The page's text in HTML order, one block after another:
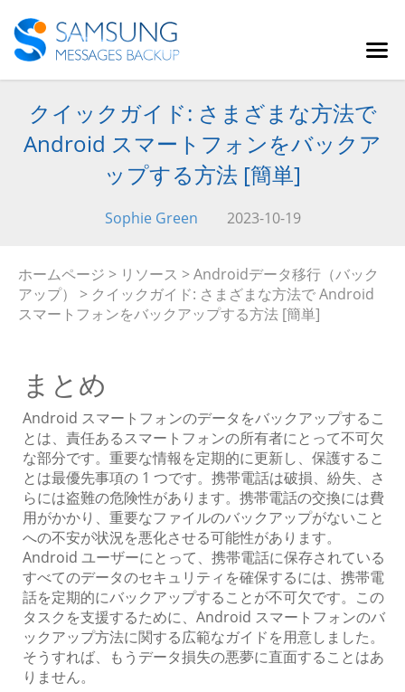
クイックガイド: さまざまな方法で
Android スマートフォンをバックア
ップする方法 [簡単]
Sophie Green 2023-10-19
ホームページ > リソース >Androidデータ移行（バック
アップ）
> クイックガイド: さまざまな方法で Android
スマートフォンをバックアップする方法 [簡単]
まとめ
Android スマートフォンのデータをバックアップするこ
とは、責任あるスマートフォンの所有者にとって不可欠
な部分です。重要な情報を定期的に更新し、保護するこ
とは最優先事項の 1 つです。携帯電話は破損、紛失、さ
らには盗難の危険性があります。携帯電話の交換には費
用がかかり、重要なファイルのバックアップがないこと
への不安が状況を悪化させる可能性があります。
Android ユーザーにとって、携帯電話に保存されている
すべてのデータのセキュリティを確保するには、携帯電
話を定期的にバックアップすることが不可欠です。この
タスクを支援するために、Android スマートフォンのバ
ックアップ方法に関する広範なガイドを用意しました。
そうすれば、もうデータ損失の悪夢に直面することはあ
りません。